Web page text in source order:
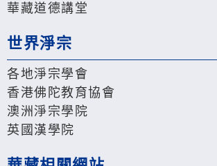
華藏道德講堂
世界淨宗
各地淨宗學會
香港佛陀教育協會
澳洲淨宗學院
英國漢學院